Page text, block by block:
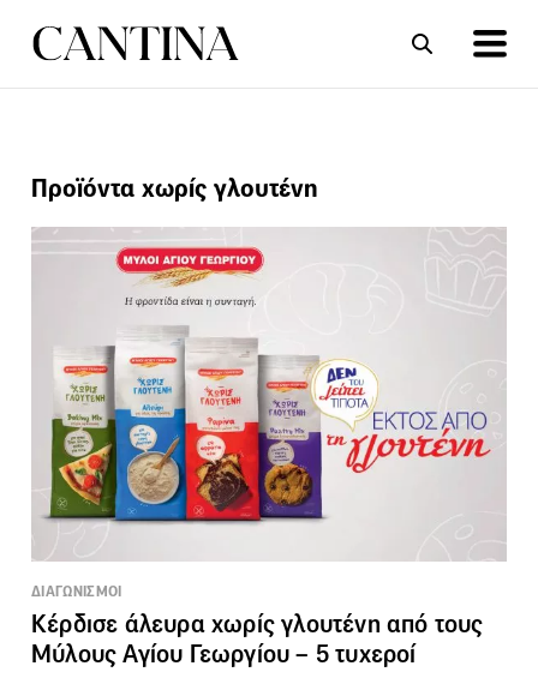
ΣΥΝΤΑΓΕΣ
Προϊόντα χωρίς γλουτένη
ΔΙΑΓΩΝΙΣΜΟΙ
Κέρδισε άλευρα χωρίς γλουτένη από τους
Μύλους Αγίου Γεωργίου – 5 τυχεροί